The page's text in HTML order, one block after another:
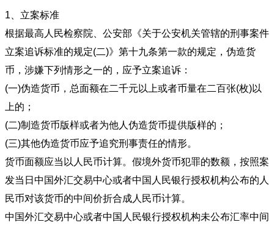
1、立案标准
根据最高人民检察院、公安部《关于公安机关管辖的刑事案件
立案追诉标准的规定(二)》第十九条第一款的规定，伪造货
币，涉嫌下列情形之一的，应予立案追诉：
(一)伪造货币，总面额在二千元以上或者币量在二百张(枚)以
上的；
(二)制造货币版样或者为他人伪造货币提供版样的；
(三)其他伪造货币应予追究刑事责任的情形。
货币面额应当以人民币计算。假境外货币犯罪的数额，按照案
发当日中国外汇交易中心或者中国人民银行授权机构公布的人
民币对该货币的中间价折合成人民币计算。
中国外汇交易中心或者中国人民银行授权机构未公布汇率中间